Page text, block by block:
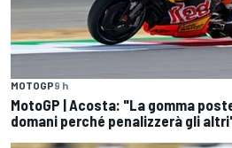
MOTOGP9 h
MotoGP | Acosta: "La gomma
domani perché penalizzerà gli